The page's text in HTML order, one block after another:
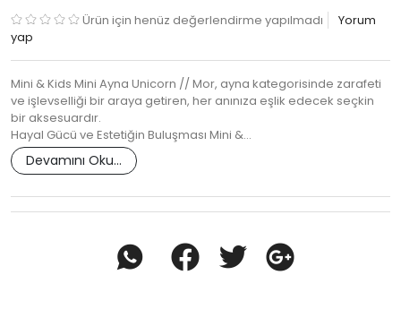
Ürün için henüz değerlendirme yapılmadı
Yorum
yap
Mini & Kids Mini Ayna Unicorn // Mor, ayna kategorisinde zarafeti
ve işlevselliği bir araya getiren, her anınıza eşlik edecek seçkin
bir aksesuardır.
Hayal Gücü ve Estetiğin Buluşması Mini &…
Devamını Oku...